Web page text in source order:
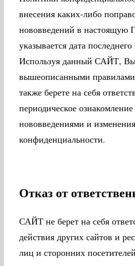
внесения каких-либо
нововведений в настоящую
указывается дата
Используя данный САЙТ, Вы
вышеописанными
также берете на себя
периодическое ознакомление
нововведениями и
конфиденциальности.
Отказ от
САЙТ не берет на себя
действия других сайтов и
лиц и сторонних